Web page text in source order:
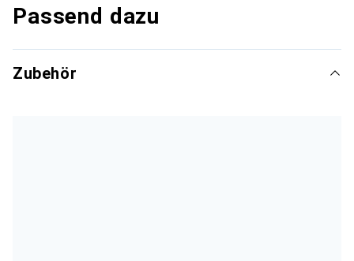
Passend dazu
Zubehör